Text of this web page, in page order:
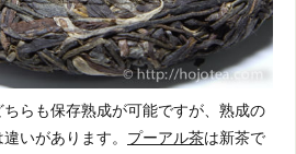
らも保存熟成が可能ですが、熟成の
いがあります。 プーアル茶は新茶で